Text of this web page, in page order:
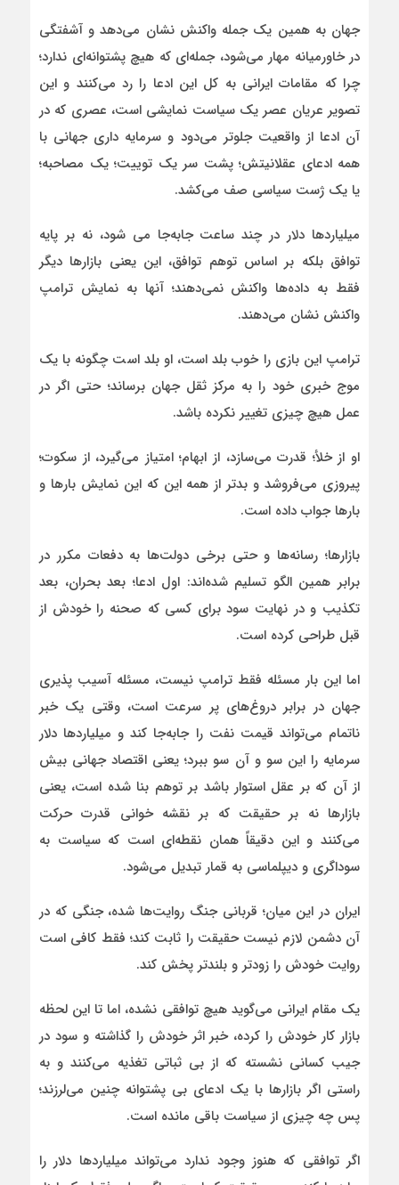
جهان به همین یک جمله واکنش نشان می‌دهد و آشفتگی
در خاورمیانه مهار می‌شود‌، جمله‌ای که هیچ پشتوانه‌ای ندارد‌؛
چرا که مقامات ایرانی به کل این ادعا را رد می‌کنند و این
تصویر عریان عصر یک سیاست نمایشی است، عصری که در
آن ادعا از واقعیت جلوتر می‌دود و سرمایه‌ داری جهانی با
همه ادعای عقلانیتش؛ پشت سر یک توییت؛ یک مصاحبه؛
یا یک ژست سیاسی صف می‌کشد.
میلیاردها دلار در چند ساعت جابه‌جا می شود، نه بر پایه
توافق بلکه بر اساس توهم توافق، این یعنی بازارها دیگر
فقط به داده‌ها واکنش نمی‌دهند؛ آنها به نمایش ترامپ
واکنش نشان می‌دهند.
ترامپ این بازی را خوب بلد است، او بلد است چگونه با یک
موج خبری خود را به مرکز ثقل جهان برساند؛ حتی اگر در
عمل هیچ چیزی تغییر نکرده باشد.
او از خلأ؛ قدرت می‌سازد، از ابهام؛ امتیاز می‌گیرد، از سکوت؛
پیروزی می‌فروشد و بدتر از همه این‌ که این نمایش بارها و
بارها جواب داده است.
بازارها؛ رسانه‌ها و حتی برخی دولت‌ها به دفعات مکرر در
برابر همین الگو تسلیم شده‌اند: اول ادعا؛ بعد بحران، بعد
تکذیب و در نهایت سود برای کسی که صحنه را خودش از
قبل طراحی کرده است‌.
اما این‌ بار مسئله فقط ترامپ نیست، مسئله آسیب‌ پذیری
جهان در برابر دروغ‌های پر سرعت است، وقتی یک خبر
ناتمام می‌تواند قیمت نفت را جابه‌جا کند و میلیاردها دلار
سرمایه را این‌ سو و آن‌ سو ببرد؛ یعنی اقتصاد جهانی بیش
از آن‌ که بر عقل استوار باشد بر توهم بنا شده است، یعنی
بازارها نه بر حقیقت که بر نقشه‌ خوانی قدرت حرکت
می‌کنند و این دقیقاً همان نقطه‌ای است که سیاست به
سوداگری و دیپلماسی به قمار تبدیل می‌شود.
ایران در این میان؛ قربانی جنگ روایت‌ها شده، جنگی که در
آن دشمن لازم نیست حقیقت را ثابت کند؛ فقط کافی‌ است
روایت خودش را زودتر و بلندتر پخش کند.
یک مقام ایرانی می‌گوید هیچ توافقی نشده، اما تا این لحظه
بازار کار خودش را کرده، خبر اثر خودش را گذاشته و سود در
جیب کسانی نشسته که از بی‌ ثباتی تغذیه می‌کنند و به
راستی اگر بازارها با یک ادعای بی‌ پشتوانه چنین می‌لرزند؛
پس چه چیزی از سیاست باقی مانده است.
اگر توافقی که هنوز وجود ندارد می‌تواند میلیاردها دلار را